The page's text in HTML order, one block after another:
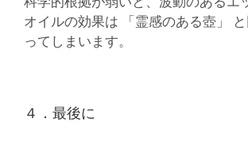
オイルの効果は 「霊感のある壺」
ってしまいます。
４．最後に